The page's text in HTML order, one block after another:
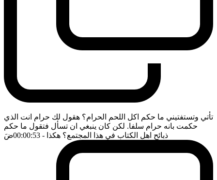
تأتي وتستفتيني ما حكم اكل اللحم الحرام؟ هقول لك حرام انت الذي
حكمت بانه حرام سلفا. لكن كان ينبغي ان تسأل فتقول ما حكم
ذبائح اهل الكتاب في هذا المجتمع؟ هكذا - 00:00:53 ضَ